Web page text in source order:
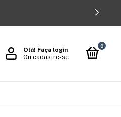
Olá! Faça login
Ou cadastre-se
0